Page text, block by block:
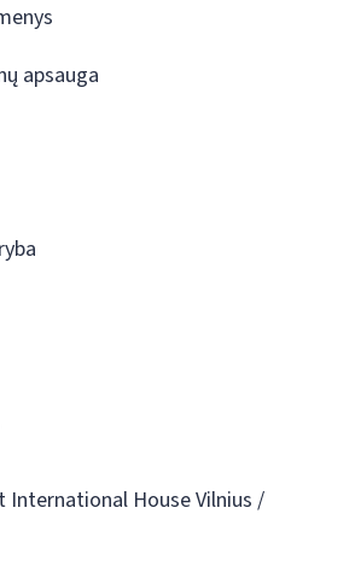
apsauga
International House Vilnius /